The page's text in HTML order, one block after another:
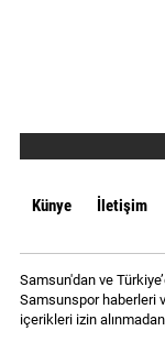
Künye İletişim
Samsun'dan ve
Samsunspor haberleri
içerikleri izin